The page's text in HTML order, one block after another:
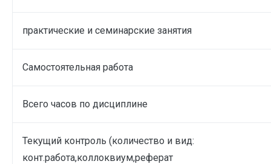
практические и семинарские занятия
Самостоятельная работа
Всего часов по дисциплине
Текущий контроль (количество и вид:
конт.работа,коллоквиум,реферат